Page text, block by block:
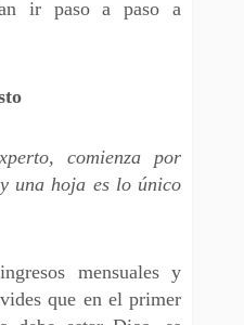
ir paso a paso a
comienza por
una hoja es lo único
mensuales y
que en el primer